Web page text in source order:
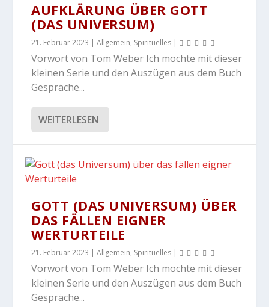
AUFKLÄRUNG ÜBER GOTT
(DAS UNIVERSUM)
21. Februar 2023 |Allgemein, Spirituelles |
Vorwort von Tom Weber Ich möchte mit dieser
kleinen Serie und den Auszügen aus dem Buch
Gespräche...
WEITERLESEN
GOTT (DAS UNIVERSUM) ÜBER
DAS FÄLLEN EIGNER
WERTURTEILE
21. Februar 2023 |Allgemein, Spirituelles |
Vorwort von Tom Weber Ich möchte mit dieser
kleinen Serie und den Auszügen aus dem Buch
Gespräche...